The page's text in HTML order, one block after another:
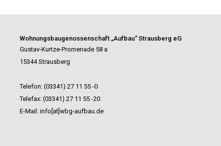
Wohnungsbaugenossenschaft „Aufbau“ Strausberg eG
Gustav-Kurtze-Promenade 58 a
15344 Strausberg
Telefon: (03341) 27 11 55 -0
Telefax: (03341) 27 11 55 -20
E-Mail: info[at]wbg-aufbau.de